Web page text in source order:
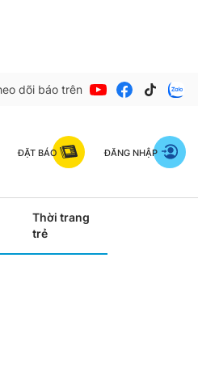
dõi báo trên
ĐẶT BÁO ĐĂNG NHẬP
Thời trang
trẻ